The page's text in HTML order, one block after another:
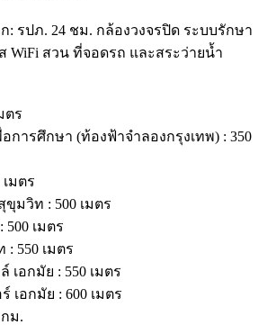
: รปภ. 24 ชม. กล้องวงจรปิด ระบบรักษา
WiFi สวน ที่จอดรถ และสระว่ายน้ำ
ตร
การศึกษา (ท้องฟ้าจำลองกรุงเทพ) : 350
เมตร
ขุมวิท : 500 เมตร
เมตร
550 เมตร
เอกมัย : 550 เมตร
เอกมัย : 600 เมตร
ม.